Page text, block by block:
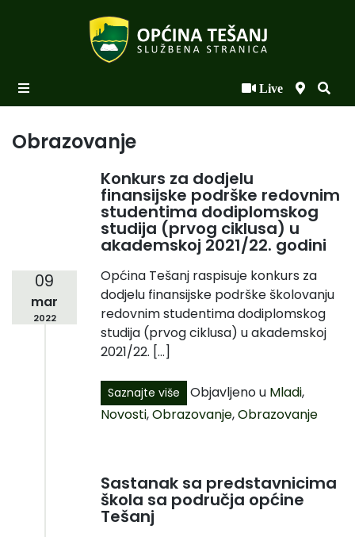
Live
Novosti po kategorijama
Općinski načelnik
Uprava
Obrazovanje
09
mar
2022
Konkurs za dodjelu
finansijske podrške redovnim
studentima dodiplomskog
studija (prvog ciklusa) u
akademskoj 2021/22. godini
Općina Tešanj raspisuje konkurs za
dodjelu finansijske podrške školovanju
redovnim studentima dodiplomskog
studija (prvog ciklusa) u akademskoj
2021/22. […]
Saznajte više Objavljeno u Mladi,
Novosti,Obrazovanje,Obrazovanje
Sastanak sa predstavnicima
škola sa područja općine
Tešanj